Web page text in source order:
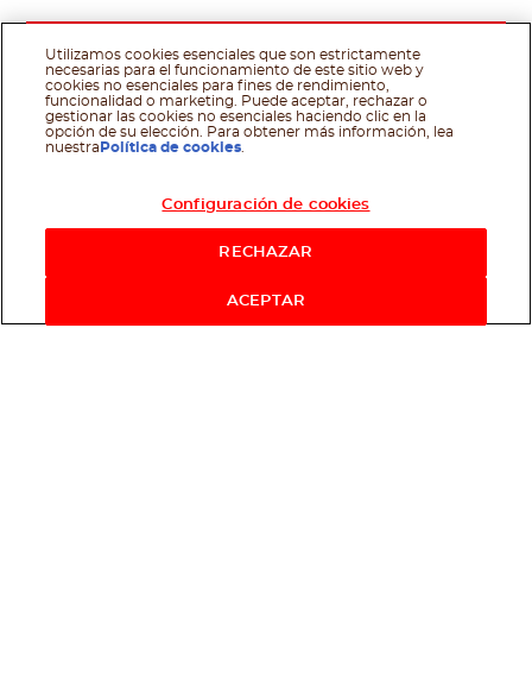
Utilizamos cookies esenciales que son estrictamente
necesarias para el funcionamiento de este sitio web y
cookies no esenciales para fines de rendimiento,
funcionalidad o marketing. Puede aceptar, rechazar o
gestionar las cookies no esenciales haciendo clic en la
opción de su elección. Para obtener más información, lea
nuestra Política de cookies
Configuración de cookies
RECHAZAR
ACEPTAR